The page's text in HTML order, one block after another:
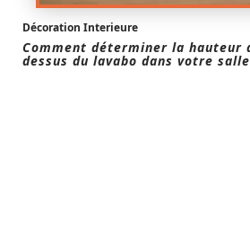
Décoration Interieure
Comment déterminer la hauteur
dessus du lavabo dans votre